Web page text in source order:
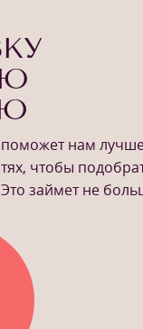
поможет нам
чтобы
займет не